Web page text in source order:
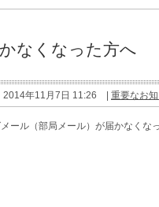
かなくなった方へ
2014年11月7日 11:26 | 重要なお
ール（部局メール）が届かなくな